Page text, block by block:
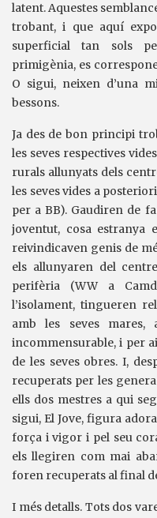
latent. Aquestes
trobant, i que aquí
superficial tan sols
primigènia, es
O sigui, neixen d’una
bessons.
Ja des de bon principi
les seves respectives
rurals allunyats dels
les seves vides a
per a BB). Gaudiren de
joventut, cosa estranya
reivindicaven genis de
els allunyaren del
perifèria (WW a
l’isolament, tingueren
amb les seves
incommensurable, i per
de les seves obres. I,
recuperats per les
ells dos mestres a qui
sigui, El Jove, figura
força i vigor i pel seu
els llegiren com mai
foren recuperats al final
I més detalls. Tots dos